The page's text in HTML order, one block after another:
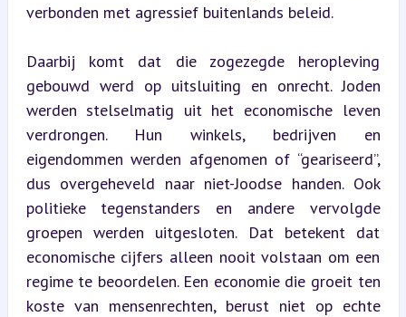
verbonden met agressief buitenlands beleid.
Daarbij komt dat die zogezegde heropleving
gebouwd werd op uitsluiting en onrecht. Joden
werden stelselmatig uit het economische leven
verdrongen. Hun winkels, bedrijven en
eigendommen werden afgenomen of “geariseerd”,
dus overgeheveld naar niet-Joodse handen. Ook
politieke tegenstanders en andere vervolgde
groepen werden uitgesloten. Dat betekent dat
economische cijfers alleen nooit volstaan om een
regime te beoordelen. Een economie die groeit ten
koste van mensenrechten, berust niet op echte